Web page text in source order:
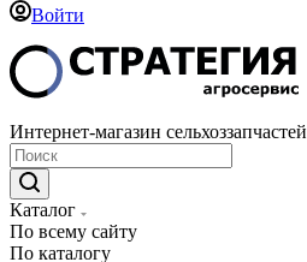
Войти
Интернет-магазин сельхоззапчастей
Каталог
По всему сайту
По каталогу